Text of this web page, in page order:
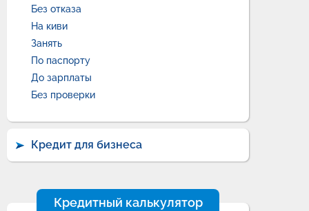
Без отказа
На киви
Занять
По паспорту
До зарплаты
Без проверки
Кредит для бизнеса
Кредитный калькулятор